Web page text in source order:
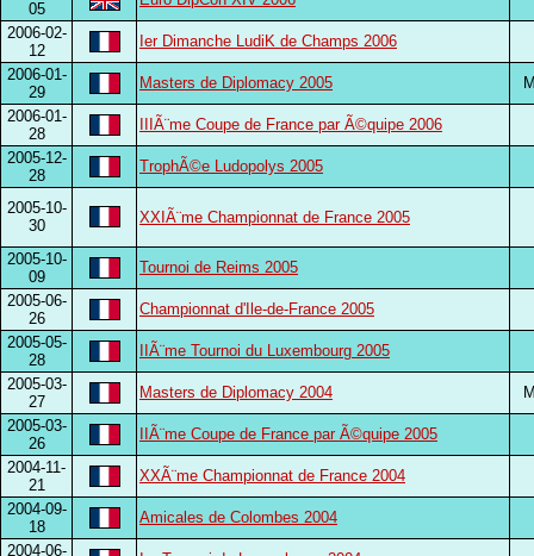
05
2006-02-
12
Ier Dimanche LudiK de Champs 2006
2006-01-
29
Masters de Diplomacy 2005
2006-01-
28
IIIÃ¨me Coupe de France par Ã©quipe 2006
2005-12-
28
TrophÃ©e Ludopolys 2005
2005-10-
30
XXIÃ¨me Championnat de France 2005
2005-10-
09
Tournoi de Reims 2005
2005-06-
26
Championnat d'Ile-de-France 2005
2005-05-
28
IIÃ¨me Tournoi du Luxembourg 2005
2005-03-
27
Masters de Diplomacy 2004
2005-03-
26
IIÃ¨me Coupe de France par Ã©quipe 2005
2004-11-
21
XXÃ¨me Championnat de France 2004
2004-09-
18
Amicales de Colombes 2004
2004-06-